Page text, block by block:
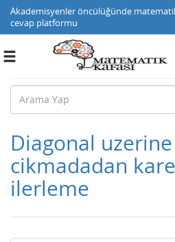
Akademisyenler öncülüğünde
cevap platformu
Toggle
Diagonal uzerine
cikmadadan
ilerleme